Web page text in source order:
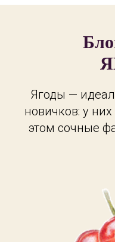
Ягоды —
новичков: у
этом сочные